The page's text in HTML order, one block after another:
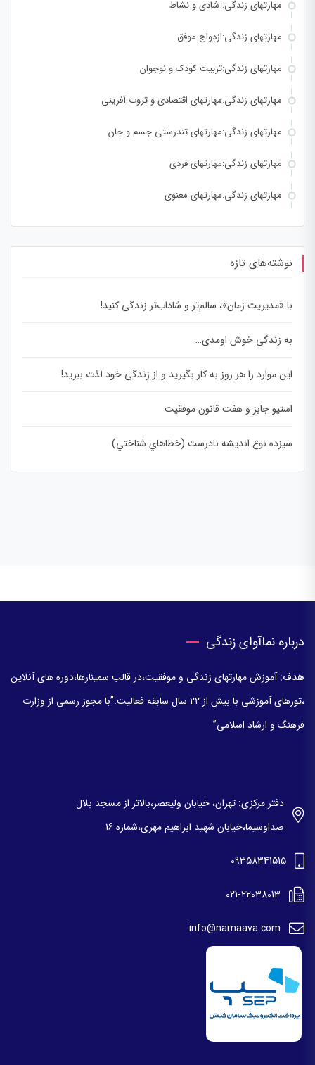
مهارتهای زندگی: شادی و نشاط
مهارتهای زندگی:ازدواج موفق
مهارتهای زندگی:تربیت کودک و نوجوان
مهارتهای زندگی:مهارتهای اقتصادی و ثروت آفرینی
مهارتهای زندگی:مهارتهای تندرستی جسم و جان
مهارتهای زندگی:مهارتهای فردی
مهارتهای زندگی:مهارتهای معنوی
نوشته‌های تازه
با «مدیریت زمان»، سالم‌تر و شاداب‌تر زندگی کنید!
به زندگی خوش اومدی…
این موارد را هر روز به کار بگیرید و از زندگی خود لذت ببرید!
استیو جابز و هفت قانون موفقیت
سيزده نوع انديشه نادرست (خطاهاي شناختي)
درباره نماآوای زندگی
هدف:آموزش مهارتهای زندگی و موفقیت،در قالب سمینارها،دوره های آنلاین
،تورهای آموزشی با بیش از 22 سال سابقه فعالیت.”با مجوز رسمی از وزارت
فرهنگ و ارشاد اسلامی”
دفتر مرکزی: تهران، خیابان ولیعصر،بالاتر از مسجد بلال
صداوسیما،خیابان شهید ابراهیم مهری،شماره 16
09358341515
021-22038013
info@namaava.com